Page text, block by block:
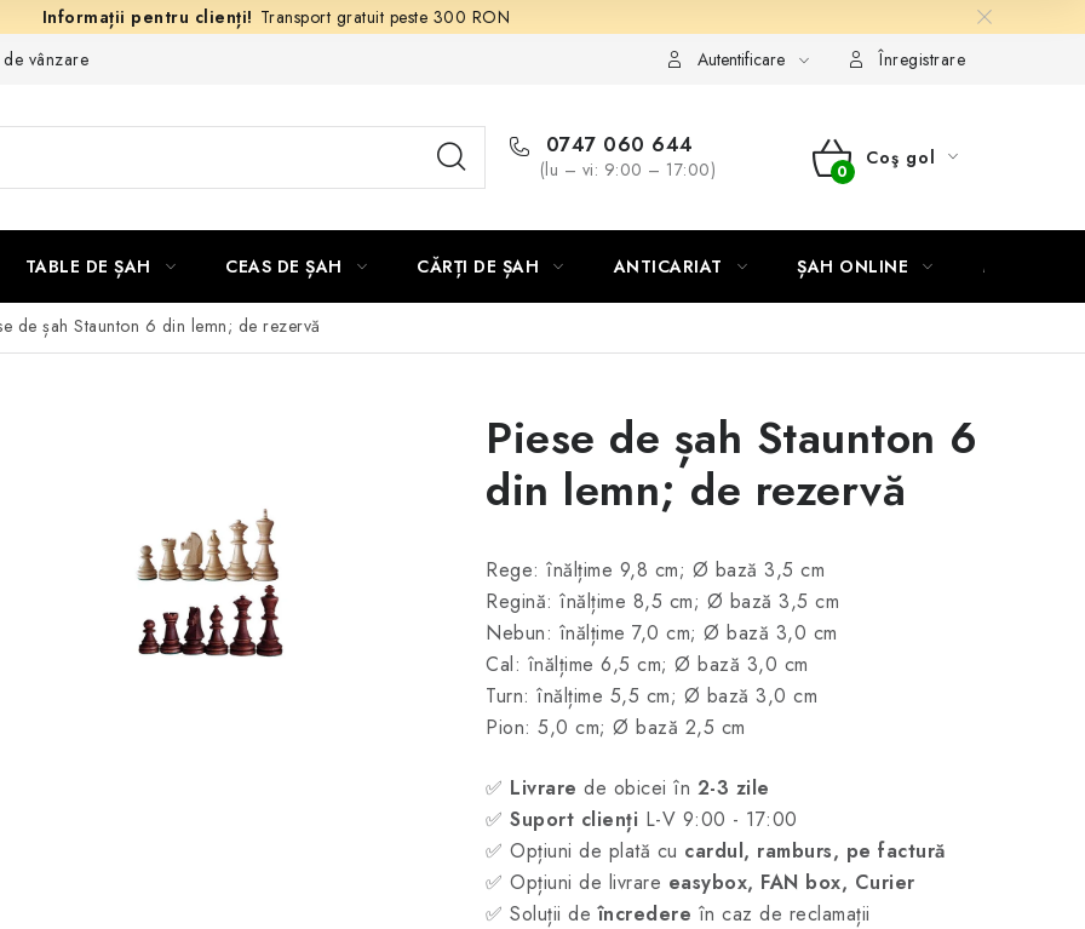
Transport gratuit peste 300 RON
vânzare
Autentificare Înregistrare
0747 060 644
(lu – vi: 9:00 – 17:00)
COŞ
CUMPĂRĂTURI
Coş gol
TABLE DE ȘAH CEAS DE ȘAH CĂRȚI DE ȘAH ANTICARIAT ȘAH ONLINE MERCH
de șah Staunton 6 din lemn; de rezervă
Piese de șah Staunton 6
din lemn; de rezervă
Rege: înălțime 9,8 cm; Ø bază 3,5 cm
Regină: înălțime 8,5 cm; Ø bază 3,5 cm
Nebun: înălțime 7,0 cm; Ø bază 3,0 cm
Cal: înălțime 6,5 cm; Ø bază 3,0 cm
Turn: înălțime 5,5 cm; Ø bază 3,0 cm
Pion: 5,0 cm; Ø bază 2,5 cm
✅ Livrare de obicei în 2-3 zile
✅ Suport clienți L-V 9:00 - 17:00
✅ Opțiuni de plată cu cardul, ramburs, pe factură
✅ Opțiuni de livrare easybox, FAN box, Curier
✅ Soluții deîncredere în caz de reclamații